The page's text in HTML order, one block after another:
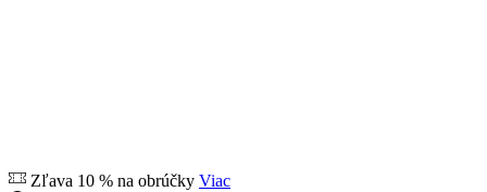
Zľava 10 % na obrúčky Viac